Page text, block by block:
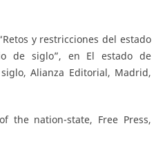
y restricciones del estado
de siglo”, en El estado de
Alianza Editorial, Madrid,
the nation-state, Free Press,